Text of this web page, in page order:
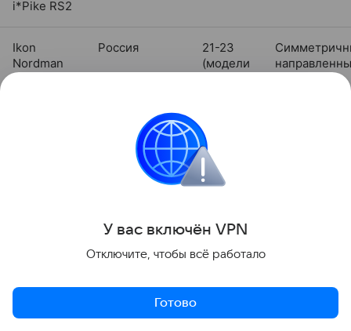
i*Pike RS2
Ikon
Nordman
(5,7,8)
Россия
21-23
(модели
8)
15-21
У вас включён VPN
Отключите, чтобы всё работало
Готово